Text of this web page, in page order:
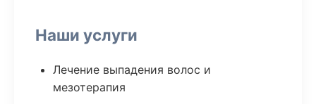
Наши услуги
Лечение выпадения волос и
мезотерапия